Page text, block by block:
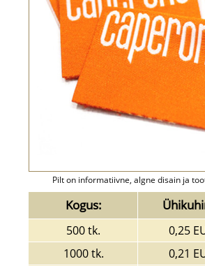
Pilt on informatiivne, algne disain ja
Kogus:
500 tk. 0,25
1000 tk.
0,21